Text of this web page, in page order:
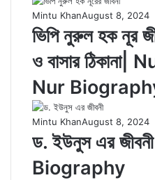
Mintu KhanAugust 8, 2024
ভিপি নুরুল হক নূর
ও বাসার
Nur
Mintu KhanAugust 8, 2024
ড. ইউনুস এর
Biography